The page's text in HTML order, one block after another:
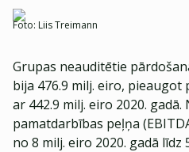
Foto: Liis Treimann
Grupas neauditētie
bija 476.9 milj. eiro,
ar 442.9 milj. eiro 2020. gadā.
pamatdarbības peļņa
no 8 milj. eiro 2020. gadā